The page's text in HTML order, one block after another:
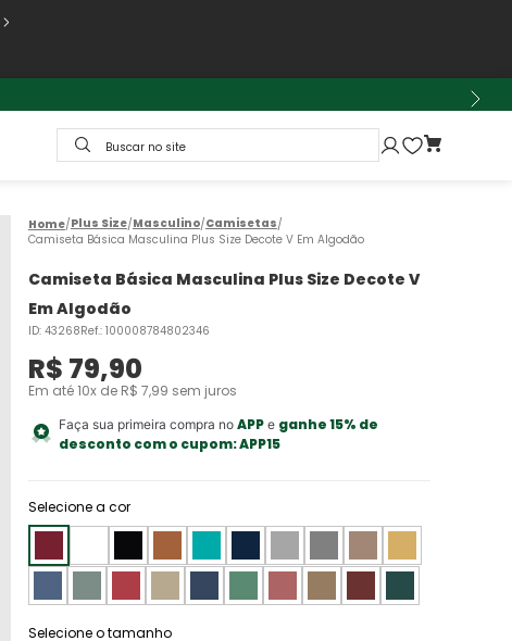
Buscar no site
Plus Size Masculino Camisetas
Camiseta Básica Masculina Plus Size Decote V Em Algodão
Camiseta Básica Masculina Plus Size Decote V
Em Algodão
ID: 43268Ref.: 100008784802346
R$ 79,90
Em até10x de R$ 7,99 sem juros
Faça sua primeira compra no APPe ganhe 15% de
desconto com o cupom:APP15
Selecione a cor